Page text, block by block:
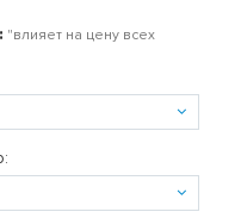
"влияет на цену всех